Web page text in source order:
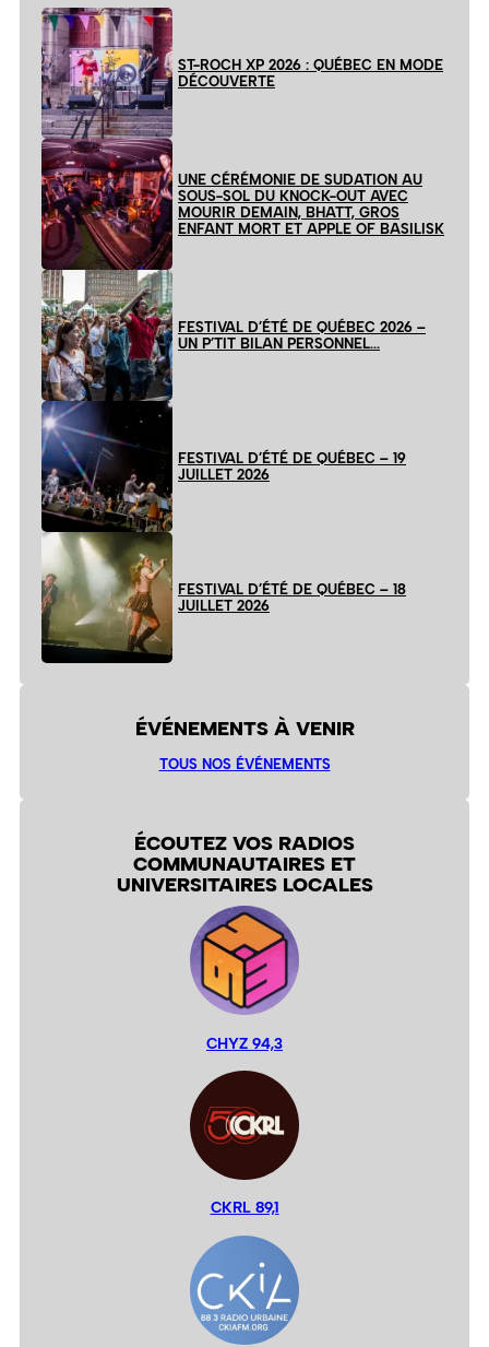
ST-ROCH XP 2026 : QUÉBEC EN MODE
DÉCOUVERTE
UNE CÉRÉMONIE DE SUDATION AU
SOUS-SOL DU KNOCK-OUT AVEC
MOURIR DEMAIN, BHATT, GROS
ENFANT MORT ET APPLE OF BASILISK
FESTIVAL D’ÉTÉ DE QUÉBEC 2026 –
UN P’TIT BILAN PERSONNEL…
FESTIVAL D’ÉTÉ DE QUÉBEC – 19
JUILLET 2026
FESTIVAL D’ÉTÉ DE QUÉBEC – 18
JUILLET 2026
ÉVÉNEMENTS À VENIR
TOUS NOS ÉVÉNEMENTS
ÉCOUTEZ VOS RADIOS
COMMUNAUTAIRES ET
UNIVERSITAIRES LOCALES
CHYZ 94,3
CKRL 89,1